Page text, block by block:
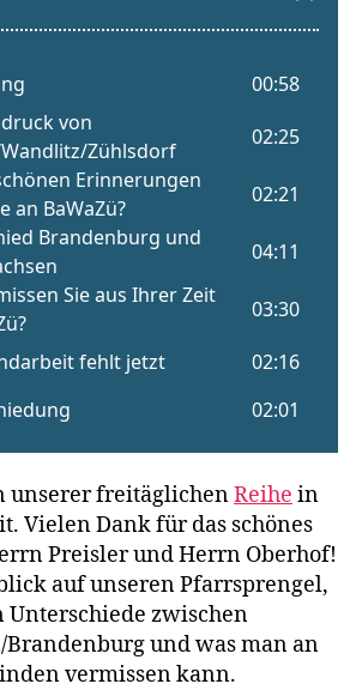
unserer freitäglichenReihe in
Vielen Dank für das schönes
Preisler und Herrn Oberhof!
auf unseren Pfarrsprengel,
zwischen
Brandenburg und was man an
vermissen kann.